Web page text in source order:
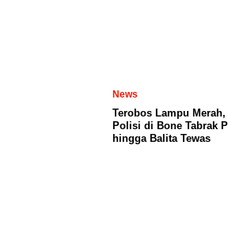
News
Terobos Lampu
Polisi di Bone Tabrak
hingga Balita Tewas